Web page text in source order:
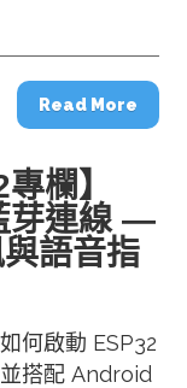
Read More
欄】
芽連線 —
語音指
何啟動 ESP32
搭配 Android